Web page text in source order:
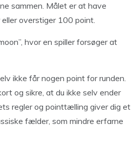
sammen. Målet er at have
overstiger 100 point.
hvor en spiller forsøger at
ikke får nogen point for runden.
og sikre, at du ikke selv ender
regler og pointtælling giver dig et
fælder, som mindre erfarne